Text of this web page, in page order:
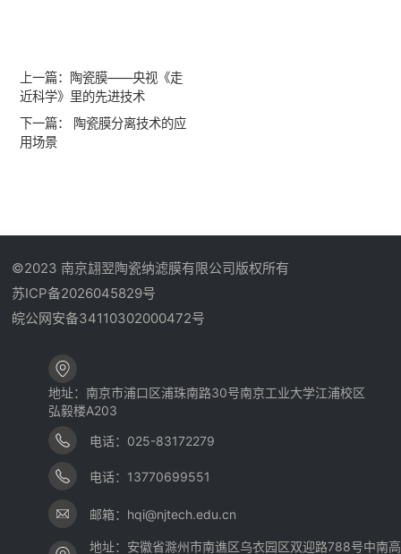
上一篇： 陶瓷膜——央视《走
近科学》里的先进技术
下一篇： 陶瓷膜分离技术的应
用场景
©2023 南京翃翌陶瓷纳滤膜有限公司版权所有
苏ICP备2026045829号
皖公网安备34110302000472号
地址：南京市浦口区浦珠南路30号南京工业大学江浦校区
弘毅楼A203
电话：025-83172279
电话：13770699551
邮箱：hqi@njtech.edu.cn
地址：安徽省滁州市南谯区乌衣园区双迎路788号中南